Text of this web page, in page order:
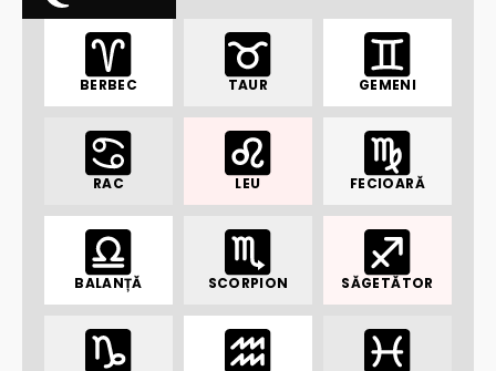
BERBEC TAUR GEMENI
RAC LEU FECIOARĂ
BALANȚĂ SCORPION SĂGETĂTOR